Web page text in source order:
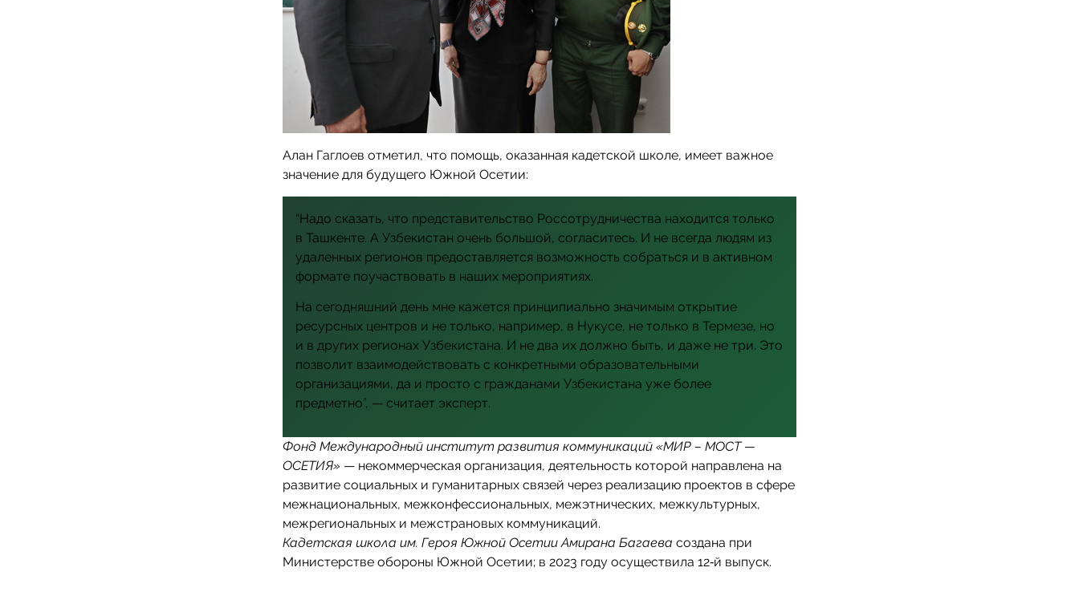
Алан Гаглоев отметил, что помощь, оказанная кадетской школе, имеет важное
значение для будущего Южной Осетии:
“Надо сказать, что представительство Россотрудничества находится только
в Ташкенте. А Узбекистан очень большой, согласитесь. И не всегда людям из
удаленных регионов предоставляется возможность собраться и в активном
формате поучаствовать в наших мероприятиях.
На сегодняшний день мне кажется принципиально значимым открытие
ресурсных центров и не только, например, в Нукусе, не только в Термезе, но
и в других регионах Узбекистана. И не два их должно быть, и даже не три. Это
позволит взаимодействовать с конкретными образовательными
организациями, да и просто с гражданами Узбекистана уже более
предметно”, — считает эксперт.
Фонд Международный институт развития коммуникаций «МИР – МОСТ —
ОСЕТИЯ» — некоммерческая организация, деятельность которой направлена на
развитие социальных и гуманитарных связей через реализацию проектов в сфере
межнациональных, межконфессиональных, межэтнических, межкультурных,
межрегиональных и межстрановых коммуникаций.
Кадетская школа им. Героя Южной Осетии Амирана Багаева создана при
Министерстве обороны Южной Осетии; в 2023 году осуществила 12‑й выпуск.